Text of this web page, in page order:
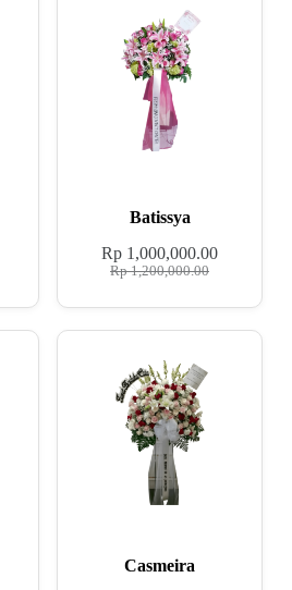
Batissya
Rp1,200,000.00
Rp 1,000,000.00
Casmeira